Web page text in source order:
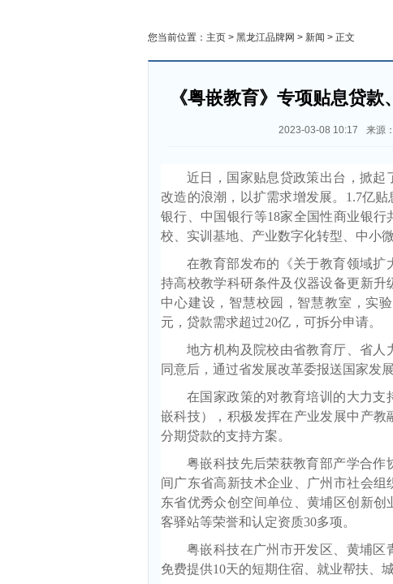
您当前位置： 主页 > 黑龙江品牌网 > 新闻 > 正文
《粤嵌教育》专项贴息贷
2023-03-08 10:17 来源
近日，国家贴息贷政策出台，掀
改造的浪潮，以扩需求增发展。1.7亿
银行、中国银行等18家全国性商业银
校、实训基地、产业数字化转型、中小
在教育部发布的《关于教育领域扩
持高校教学科研条件及仪器设备更新
中心建设，智慧校园，智慧教室，实
元，贷款需求超过20亿，可拆分申请。
地方机构及院校由省教育厅、省人
同意后，通过省发展改革委报送国家发展
在国家政策的对教育培训的大力
嵌科技），积极发挥在产业发展中产
分期贷款的支持方案。
粤嵌科技先后荣获教育部产学合作
间广东省高新技术企业、广州市社会
东省优秀众创空间单位、黄埔区创新
客驿站等荣誉和认定资质30多项。
粤嵌科技在广州市开发区、黄埔区
免费提供10天的短期住宿、就业帮扶、